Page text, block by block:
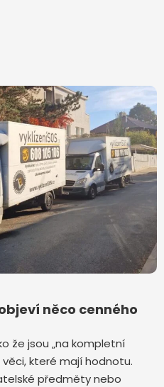
něco cenného
že jsou „na kompletní
věci, které mají hodnotu.
předměty nebo